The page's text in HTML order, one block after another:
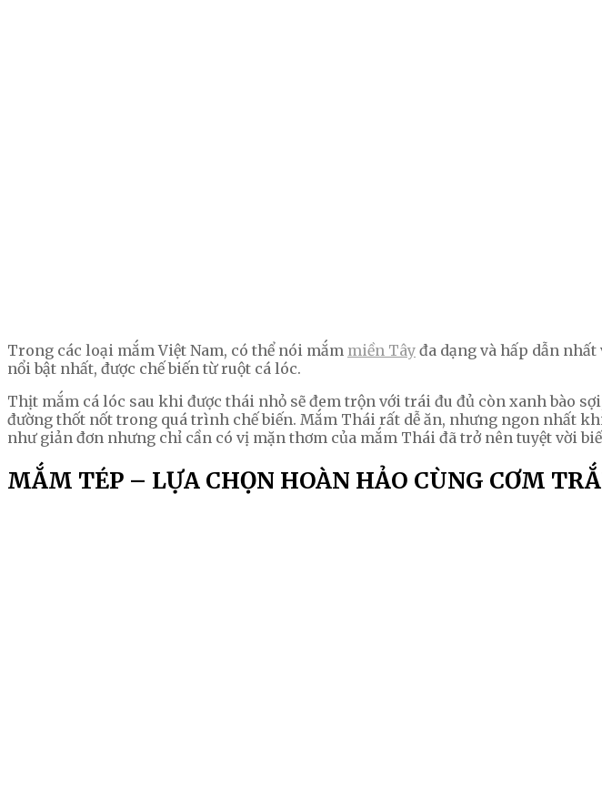
Trong các loại mắm Việt Nam, có thể nói mắm miền Tây đa dạng và hấp dẫn
nổi bật nhất, được chế biến từ ruột cá lóc.
Thịt mắm cá lóc sau khi được thái nhỏ sẽ đem trộn với trái đu đủ còn xanh bào
đường thốt nốt trong quá trình chế biến. Mắm Thái rất dễ ăn, nhưng ngon nhất
như giản đơn nhưng chỉ cần có vị mặn thơm của mắm Thái đã trở nên tuyệt vời
MẮM TÉP – LỰA CHỌN HOÀN HẢO CÙNG CƠM